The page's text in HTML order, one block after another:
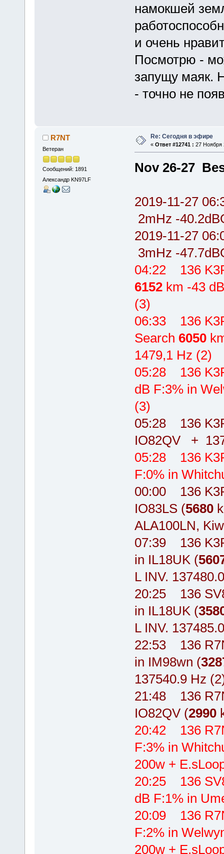
намокшей
и очень
Посмотрю -
запущу маяк.
- точно не
R7NT
Ветеран
Сообщений: 1891
Александр KN97LF
Re: Сегодня в эфире
« Ответ #12741 : 27 Ноября
Nov 26-27
2019-11-27
2mHz -
2019-11-27
3mHz -
04:22 136
6152km -43
(3)
06:33 136
Search 6050
1479,1 Hz (2)
05:28 136
dB F:3% in
(3)
05:28 136
IO82QV +
05:28 136
F:0% in
00:00 136
IO83LS (5680
ALA100LN,
07:39 136
in IL18UK (
L INV.
20:25 136
in IL18UK (
L INV.
22:53 136
in IM98wn (
137540.9 Hz
21:48 136
IO82QV (2990
20:42 136
F:3% in
200w +
20:25 136
dB F:1% in
20:09 136
F:2% in
200w +